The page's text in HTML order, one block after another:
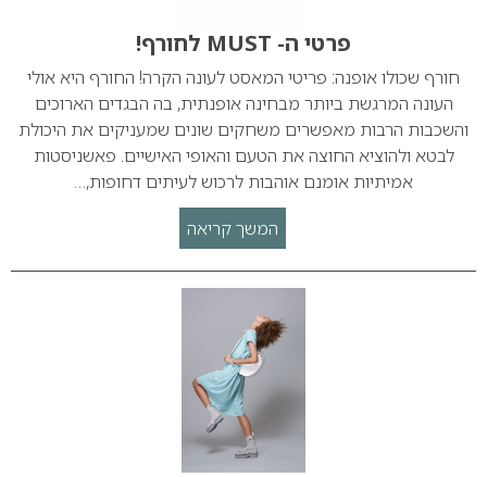
פרטי ה- MUST לחורף!
חורף שכולו אופנה: פריטי המאסט לעונה הקרה! החורף היא אולי
העונה המרגשת ביותר מבחינה אופנתית, בה הבגדים הארוכים
והשכבות הרבות מאפשרים משחקים שונים שמעניקים את היכולת
לבטא ולהוציא החוצה את הטעם והאופי האישיים. פאשניסטות
אמיתיות אומנם אוהבות לרכוש לעיתים דחופות,…
המשך קריאה